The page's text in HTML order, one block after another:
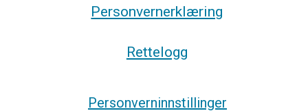
Personvernerklæring
Rettelogg
Personverninnstillinger